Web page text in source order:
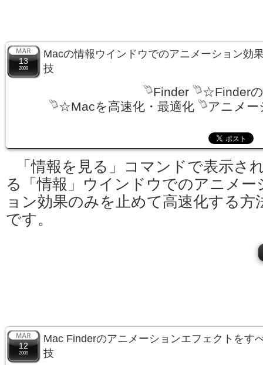
13
2009
Macの情報ウインドウでのアニメーション効
技
Finder
☆Finder
☆Macを高速化・最適化
アニメー
「情報を見る」コマンドで表示さ
る「情報」ウインドウでのアニメー
ョン効果のみを止めて高速化する方
です。
12
2009
Mac Finderのアニメーションエフェクトをす
技